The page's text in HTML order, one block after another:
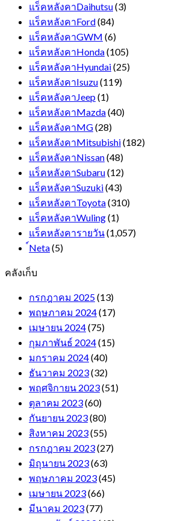
แร็คหลังคาDaihutsu(3)
แร็คหลังคาFord(84)
แร็คหลังคาGWM (6)
แร็คหลังคาHonda(105)
แร็คหลังคาHyundai(25)
แร็คหลังคาIsuzu(119)
แร็คหลังคาJeep(1)
แร็คหลังคาMazda(40)
แร็คหลังคาMG(28)
แร็คหลังคาMitsubishi(182)
แร็คหลังคาNissan(48)
แร็คหลังคาSubaru(12)
แร็คหลังคาSuzuki(43)
แร็คหลังคาToyota(310)
แร็คหลังคาWuling(1)
แร็คหลังคารายวัน(1,057)
์Neta(5)
คลังเก็บ
กรกฎาคม 2025(13)
พฤษภาคม 2024(17)
เมษายน 2024(75)
กุมภาพันธ์ 2024(15)
มกราคม 2024(40)
ธันวาคม 2023(32)
พฤศจิกายน 2023(51)
ตุลาคม 2023(60)
กันยายน 2023(80)
สิงหาคม 2023(55)
กรกฎาคม 2023(27)
มิถุนายน 2023(63)
พฤษภาคม 2023(45)
เมษายน 2023(66)
มีนาคม 2023(77)